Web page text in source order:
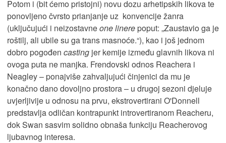
Potom i (bit ćemo pristojni) novu dozu arhetipskih likova te
ponovljeno čvrsto prianjanje uz konvencije žanra
(uključujući i neizostavneone linere poput: „Zaustavio ga je
roštilj, ali ubile su ga trans masnoće.“), kao i još jednom
dobro pogođen casting jer kemije između glavnih likova ni
ovoga puta ne manjka. Frendovski odnos Reachera i
Neagley – ponajviše zahvaljujući činjenici da mu je
konačno dano dovoljno prostora – u drugoj sezoni djeluje
uvjerljivije u odnosu na prvu, ekstrovertirani O'Donnell
predstavlja odličan kontrapunkt introvertiranom Reacheru,
dok Swan sasvim solidno obnaša funkciju Reacherovog
ljubavnog interesa.